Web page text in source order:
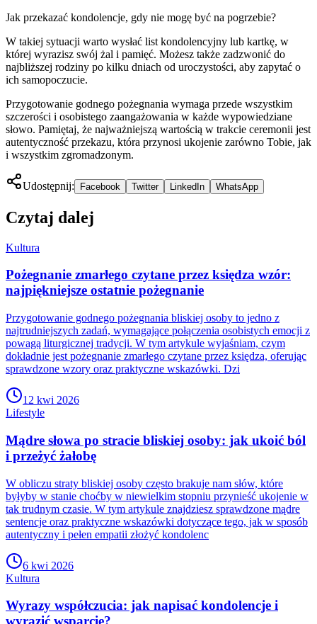
Jak przekazać kondolencje, gdy nie mogę być na pogrzebie?
W takiej sytuacji warto wysłać list kondolencyjny lub kartkę, w
której wyrazisz swój żal i pamięć. Możesz także zadzwonić do
najbliższej rodziny po kilku dniach od uroczystości, aby zapytać o
ich samopoczucie.
Przygotowanie godnego pożegnania wymaga przede wszystkim
szczerości i osobistego zaangażowania w każde wypowiedziane
słowo. Pamiętaj, że najważniejszą wartością w trakcie ceremonii jest
autentyczność przekazu, która przynosi ukojenie zarówno Tobie, jak
i wszystkim zgromadzonym.
Udostępnij: Facebook Twitter LinkedIn WhatsApp
Czytaj dalej
Kultura
Pożegnanie zmarłego czytane przez księdza wzór:
najpiękniejsze ostatnie pożegnanie
Przygotowanie godnego pożegnania bliskiej osoby to jedno z
najtrudniejszych zadań, wymagające połączenia osobistych emocji z
powagą liturgicznej tradycji. W tym artykule wyjaśniam, czym
dokładnie jest pożegnanie zmarłego czytane przez księdza, oferując
sprawdzone wzory oraz praktyczne wskazówki. Dzi
12 kwi 2026
Lifestyle
Mądre słowa po stracie bliskiej osoby: jak ukoić ból
i przeżyć żałobę
W obliczu straty bliskiej osoby często brakuje nam słów, które
byłyby w stanie choćby w niewielkim stopniu przynieść ukojenie w
tak trudnym czasie. W tym artykule znajdziesz sprawdzone mądre
sentencje oraz praktyczne wskazówki dotyczące tego, jak w sposób
autentyczny i pełen empatii złożyć kondolenc
6 kwi 2026
Kultura
Wyrazy współczucia: jak napisać kondolencje i
wyrazić wsparcie?